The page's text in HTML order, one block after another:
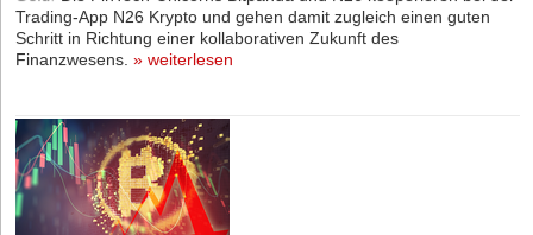
Trading-App N26 Krypto und gehen damit zugleich einen guten
Schritt in Richtung einer kollaborativen Zukunft des
Finanzwesens. » weiterlesen